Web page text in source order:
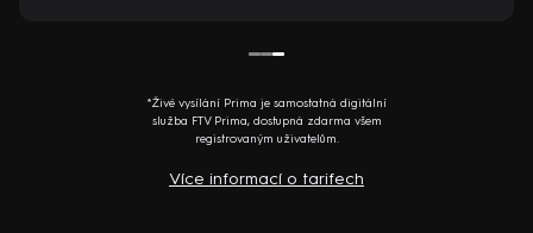
*Živé vysílání Prima je samostatná digitální
služba FTV Prima, dostupná zdarma všem
registrovaným uživatelům.
Více informací o tarifech